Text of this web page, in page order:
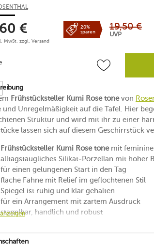
€
MwSt. zzgl. Versand
20%
sparen
19,50 €
UVP
Frühstücksteller Kumi Rose tonevon
und Unregelmäßigkeit auf die Tafel. Hier
Struktur und wird mit ihr zu einer
lassen sich auf diesem Geschirrstück
Frühstücksteller Kumi Rose tonemit
alltagstaugliches Silikat-Porzellan mit hoher
für einen gelungenen Start in den Tag
flache Fahne mit Relief im geflochtenen Stil
Spiegel ist ruhig und klar gehalten
für ein Arrangement mit zartem Ausdruck
stapelbar, handlich und robust